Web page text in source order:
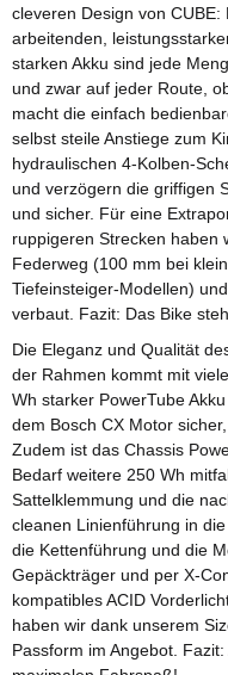
cleveren Design von
arbeitenden,
starken Akku sind jede
und zwar auf jeder Route,
macht die einfach
selbst steile Anstiege zum
hydraulischen 4-Kolben-
und verzögern die griffigen
und sicher. Für eine
ruppigeren Strecken haben
Federweg (100 mm bei
Tiefeinsteiger-Modellen)
verbaut. Fazit: Das Bike
Die Eleganz und Qualität
der Rahmen kommt mit
Wh starker PowerTube
dem Bosch CX Motor
Zudem ist das Chassis
Bedarf weitere 250 Wh
Sattelklemmung und die
cleanen Linienführung in
die Kettenführung und die
Gepäckträger und per X-
kompatibles ACID
haben wir dank unserem
Passform im Angebot.